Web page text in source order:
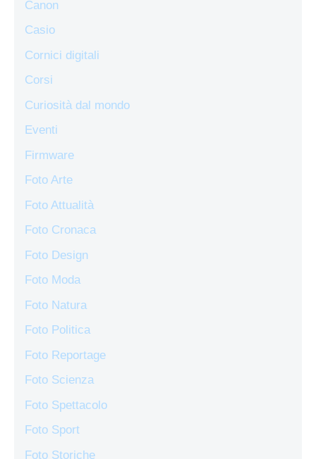
Canon
Casio
Cornici digitali
Corsi
Curiosità dal mondo
Eventi
Firmware
Foto Arte
Foto Attualità
Foto Cronaca
Foto Design
Foto Moda
Foto Natura
Foto Politica
Foto Reportage
Foto Scienza
Foto Spettacolo
Foto Sport
Foto Storiche